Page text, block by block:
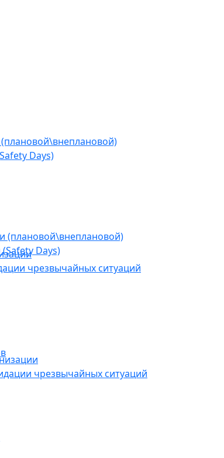
Days)
чрезвычайных ситуаций
(плановой\внеплановой)
Days)
чрезвычайных ситуаций